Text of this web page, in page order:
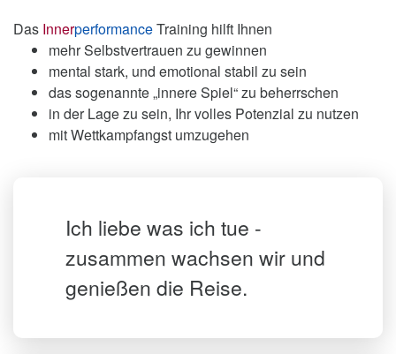
Nervensystems, auch unter dem Namen
Kampf- und Fluchtmodus und
Entspannungsreaktion bekannt, zu
identifizieren. Wenn diese beiden aus dem
Gleichgewicht geraten, führt dies zu Stress,
Angstzuständen, Nervosität, Burn-Out und
wir die HRV genau überwachen, da dies eines
der effektivsten Instrumente zur Bestimmung
des mentalen, körperlichen und emotionalen
Das InnerperformanceTraining hilft Ihnen
mehr Selbstvertrauen zu gewinnen
mental stark, und emotional stabil zu sein
das sogenannte „innere Spiel“ zu beherrschen
in der Lage zu sein, Ihr volles Potenzial zu nutzen
mit Wettkampfangst umzugehen
Ich liebe was ich tue -
zusammen wachsen wir und
genießen die Reise.